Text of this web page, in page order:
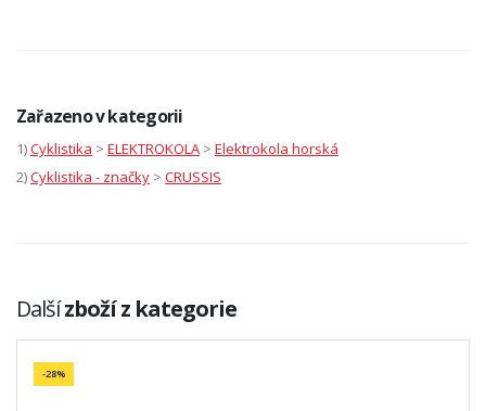
Zařazeno v kategorii
1)Cyklistika > ELEKTROKOLA > Elektrokola horská
2)Cyklistika - značky > CRUSSIS
Dalšízboží z kategorie
-28%